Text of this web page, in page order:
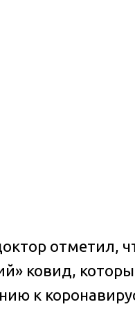
отметил,
ковид,
к